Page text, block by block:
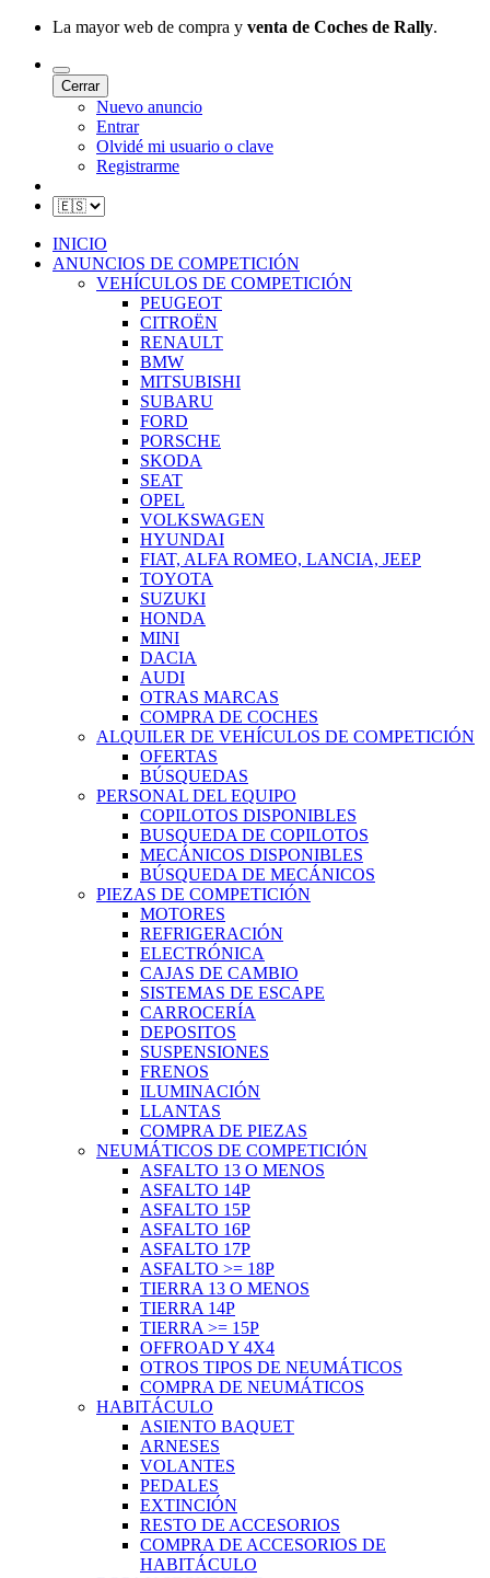
La mayor web de compra y venta de Coches de Rally.
Cerrar
Nuevo anuncio
Entrar
Olvidé mi usuario o clave
Registrarme
INICIO
ANUNCIOS DE COMPETICIÓN
VEHÍCULOS DE COMPETICIÓN
PEUGEOT
CITROËN
RENAULT
BMW
MITSUBISHI
SUBARU
FORD
PORSCHE
SKODA
SEAT
OPEL
VOLKSWAGEN
HYUNDAI
FIAT, ALFA ROMEO, LANCIA, JEEP
TOYOTA
SUZUKI
HONDA
MINI
DACIA
AUDI
OTRAS MARCAS
COMPRA DE COCHES
ALQUILER DE VEHÍCULOS DE COMPETICIÓN
OFERTAS
BÚSQUEDAS
PERSONAL DEL EQUIPO
COPILOTOS DISPONIBLES
BUSQUEDA DE COPILOTOS
MECÁNICOS DISPONIBLES
BÚSQUEDA DE MECÁNICOS
PIEZAS DE COMPETICIÓN
MOTORES
REFRIGERACIÓN
ELECTRÓNICA
CAJAS DE CAMBIO
SISTEMAS DE ESCAPE
CARROCERÍA
DEPOSITOS
SUSPENSIONES
FRENOS
ILUMINACIÓN
LLANTAS
COMPRA DE PIEZAS
NEUMÁTICOS DE COMPETICIÓN
ASFALTO 13 O MENOS
ASFALTO 14P
ASFALTO 15P
ASFALTO 16P
ASFALTO 17P
ASFALTO >= 18P
TIERRA 13 O MENOS
TIERRA 14P
TIERRA >= 15P
OFFROAD Y 4X4
OTROS TIPOS DE NEUMÁTICOS
COMPRA DE NEUMÁTICOS
HABITÁCULO
ASIENTO BAQUET
ARNESES
VOLANTES
PEDALES
EXTINCIÓN
RESTO DE ACCESORIOS
COMPRA DE ACCESORIOS DE
HABITÁCULO